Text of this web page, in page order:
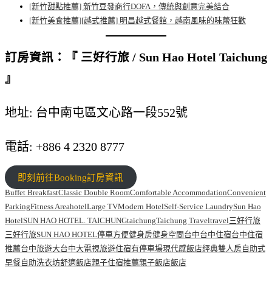
[新竹甜點推薦] 新竹豆發商行DOFA，傳統與創意完美結合
[新竹美食推薦][越式推薦] 明昌越式餐館，越南風味的味蕾狂歡
訂房資訊：『 三好行旅 / Sun Hao Hotel Taichung
』
地址: 台中南屯區文心路一段552號
電話: +886 4 2320 8777
即刻前往Booking訂房資訊
Buffet BreakfastClassic Double RoomComfortable AccommodationConvenient
ParkingFitness AreahotelLarge TVModern HotelSelf-Service LaundrySun Hao
HotelSUN HAO HOTEL. TAICHUNGtaichungTaichung Traveltravel三好行旅
三好行旅SUN HAO HOTEL停車方便健身房健身空間台中台中住宿台中住宿
推薦台中旅遊大台中大電視旅遊住宿有停車場現代感飯店經典雙人房自助式
早餐自助洗衣坊舒適飯店親子住宿推薦親子飯店飯店